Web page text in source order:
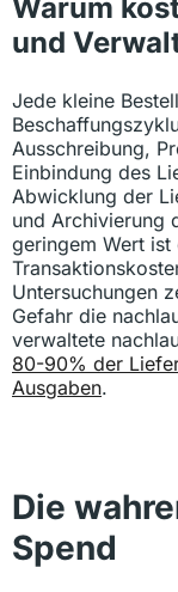
Warum
und
Jede kleine
Ausschreibung,
Einbindung des
Abwicklung der
und Archivierung
geringem Wert
Untersuchungen
Gefahr die
verwaltete
80-90% der
Ausgaben.
Die
Spend